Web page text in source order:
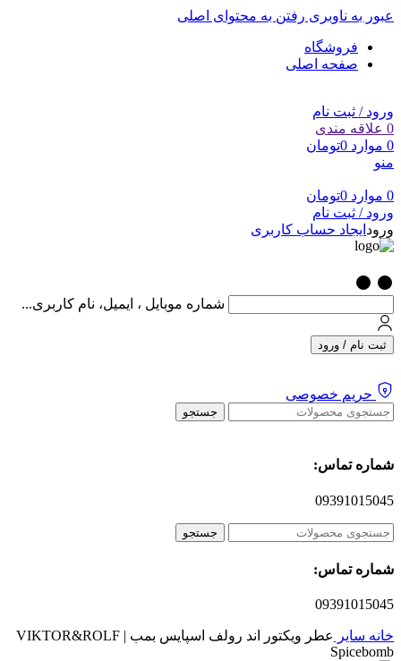
عبور به ناوبری رفتن به محتوای اصلی
فروشگاه
صفحه اصلی
ورود / ثبت نام
0 علاقه مندی
0 موارد 0تومان
منو
0 موارد 0تومان
ورود / ثبت نام
ورود ایجاد حساب کاربری
شماره موبایل ، ایمیل، نام کاربری...
ثبت نام / ورود
حریم خصوصی
جستجو
شماره تماس:
09391015045
جستجو
شماره تماس:
09391015045
خانه سایر
عطر ویکتور اند رولف اسپایس بمب | VIKTOR&ROLF
Spicebomb